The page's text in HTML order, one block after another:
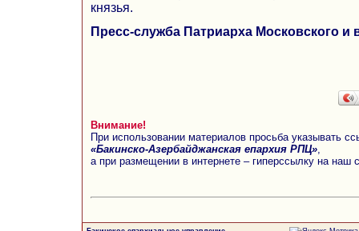
князья.
Пресс-служба Патриарха Московского и
Внимание!
При использовании материалов просьба указывать
«Бакинско-Азербайджанская епархия РПЦ»
а при размещении в интернете – гиперссылку на наш